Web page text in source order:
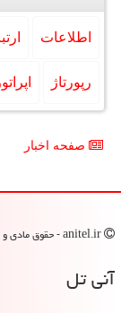
اطلاعات
رپورتاژ اپراتور
صفحه اخبار
آنی تل